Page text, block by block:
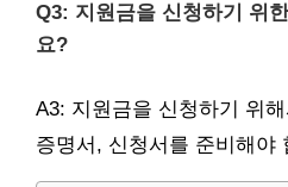
Q3: 지원금을 신청하기 위
요?
A3: 지원금을 신청하기 위
증명서, 신청서를 준비해야